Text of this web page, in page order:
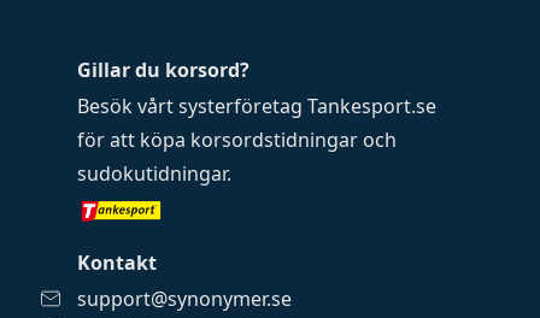
Gillar du korsord?
Besök vårt systerföretag Tankesport.se
för att köpa korsordstidningar och
sudokutidningar.
Kontakt
support@synonymer.se